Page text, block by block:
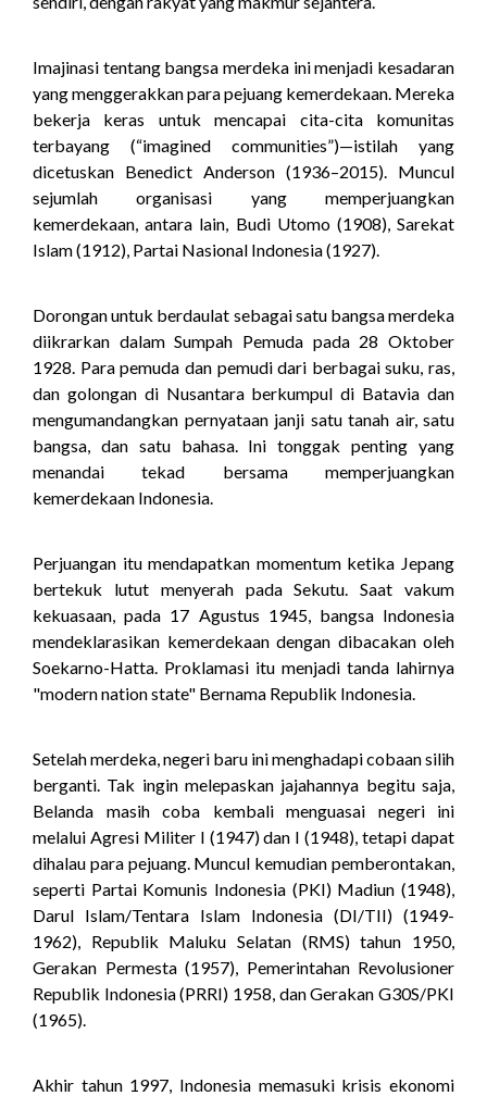
Imajinasi tentang bangsa merdeka ini menjadi kesadaran
yang menggerakkan para pejuang kemerdekaan. Mereka
bekerja keras untuk mencapai cita-cita komunitas
terbayang (“imagined communities”)—istilah yang
dicetuskan Benedict Anderson (1936–2015). Muncul
sejumlah organisasi yang memperjuangkan
kemerdekaan, antara lain, Budi Utomo (1908), Sarekat
Islam (1912), Partai Nasional Indonesia (1927).
Dorongan untuk berdaulat sebagai satu bangsa merdeka
diikrarkan dalam Sumpah Pemuda pada 28 Oktober
1928. Para pemuda dan pemudi dari berbagai suku, ras,
dan golongan di Nusantara berkumpul di Batavia dan
mengumandangkan pernyataan janji satu tanah air, satu
bangsa, dan satu bahasa. Ini tonggak penting yang
menandai tekad bersama memperjuangkan
kemerdekaan Indonesia.
Perjuangan itu mendapatkan momentum ketika Jepang
bertekuk lutut menyerah pada Sekutu. Saat vakum
kekuasaan, pada 17 Agustus 1945, bangsa Indonesia
mendeklarasikan kemerdekaan dengan dibacakan oleh
Soekarno-Hatta. Proklamasi itu menjadi tanda lahirnya
"modern nation state" Bernama Republik Indonesia.
Setelah merdeka, negeri baru ini menghadapi cobaan silih
berganti. Tak ingin melepaskan jajahannya begitu saja,
Belanda masih coba kembali menguasai negeri ini
melalui Agresi Militer I (1947) dan I (1948), tetapi dapat
dihalau para pejuang. Muncul kemudian pemberontakan,
seperti Partai Komunis Indonesia (PKI) Madiun (1948),
Darul Islam/Tentara Islam Indonesia (DI/TII) (1949-
1962), Republik Maluku Selatan (RMS) tahun 1950,
Gerakan Permesta (1957), Pemerintahan Revolusioner
Republik Indonesia (PRRI) 1958, dan Gerakan G30S/PKI
(1965).
Akhir tahun 1997, Indonesia memasuki krisis ekonomi